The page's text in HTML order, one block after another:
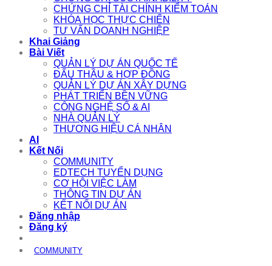
CHỨNG CHỈ TÀI CHÍNH KIỂM TOÁN
KHÓA HỌC THỰC CHIẾN
TƯ VẤN DOANH NGHIỆP
Khai Giảng
Bài Viết
QUẢN LÝ DỰ ÁN QUỐC TẾ
ĐẤU THẦU & HỢP ĐỒNG
QUẢN LÝ DỰ ÁN XÂY DỰNG
PHÁT TRIỂN BỀN VỮNG
CÔNG NGHỆ SỐ & AI
NHÀ QUẢN LÝ
THƯƠNG HIỆU CÁ NHÂN
AI
Kết Nối
COMMUNITY
EDTECH TUYỂN DỤNG
CƠ HỘI VIỆC LÀM
THÔNG TIN DỰ ÁN
KẾT NỐI DỰ ÁN
Đăng nhập
Đăng ký
COMMUNITY